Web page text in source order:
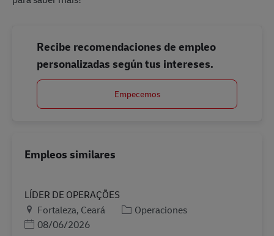
Recibe recomendaciones de empleo
personalizadas según tus intereses.
Empecemos
Empleos similares
LÍDER DE OPERAÇÕES
Ubicación
Fortaleza, Ceará Categoría
Operaciones
Posted Date
08/06/2026